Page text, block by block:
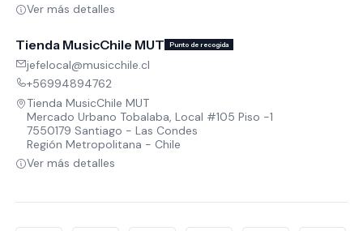
Ver más detalles
Tienda MusicChile MUT Punto de recogida
jefelocal@musicchile.cl
+56994894762
Tienda MusicChile MUT
Mercado Urbano Tobalaba, Local #105 Piso -1
7550179 Santiago - Las Condes
Región Metropolitana - Chile
Ver más detalles